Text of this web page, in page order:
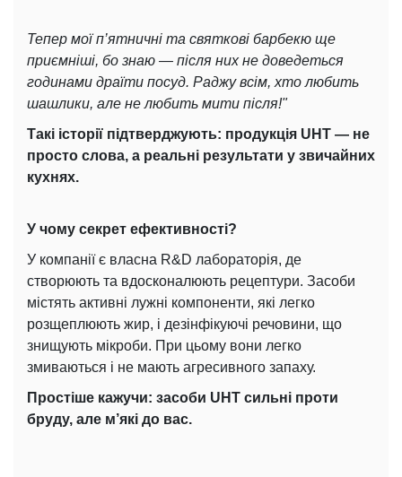
Тепер мої п’ятничні та святкові барбекю ще
приємніші, бо знаю — після них не доведеться
годинами драїти посуд. Раджу всім, хто любить
шашлики, але не любить мити після!"
Такі історії підтверджують: продукція UHT — не
просто слова, а реальні результати у звичайних
кухнях.
У чому секрет ефективності?
У компанії є власна R&D лабораторія, де
створюють та вдосконалюють рецептури. Засоби
містять активні лужні компоненти, які легко
розщеплюють жир, і дезінфікуючі речовини, що
знищують мікроби. При цьому вони легко
змиваються і не мають агресивного запаху.
Простіше кажучи: засоби UHT сильні проти
бруду, але м’які до вас.